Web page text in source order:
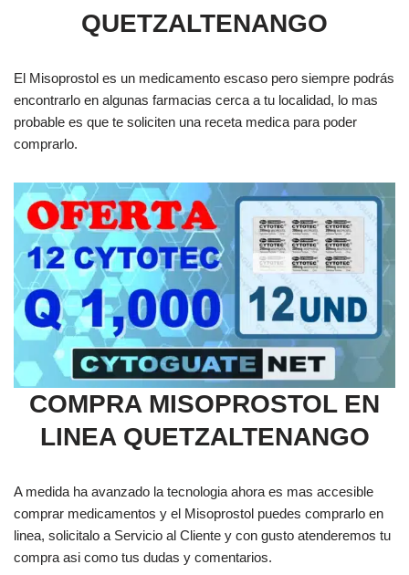
QUETZALTENANGO
El Misoprostol es un medicamento escaso pero siempre podrás
encontrarlo en algunas farmacias cerca a tu localidad, lo mas
probable es que te soliciten una receta medica para poder
comprarlo.
COMPRA MISOPROSTOL EN
LINEA QUETZALTENANGO
A medida ha avanzado la tecnologia ahora es mas accesible
comprar medicamentos y el Misoprostol puedes comprarlo en
linea, solicitalo a Servicio al Cliente y con gusto atenderemos tu
compra asi como tus dudas y comentarios.